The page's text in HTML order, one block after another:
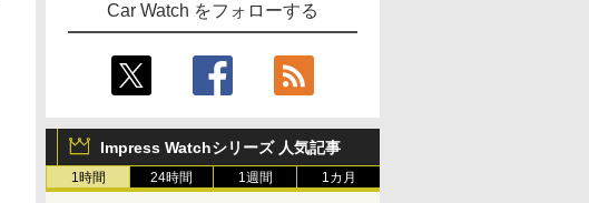
Car Watch をフォローする
Impress Watchシリーズ 人気記事
1時間 24時間 1週間 1カ月